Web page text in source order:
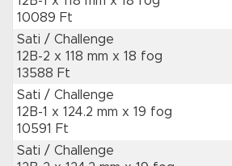
10089 Ft
Sati / Challenge
12B-2 x 118 mm x 18 fog
13588 Ft
Sati / Challenge
12B-1 x 124.2 mm x 19 fog
10591 Ft
Sati / Challenge